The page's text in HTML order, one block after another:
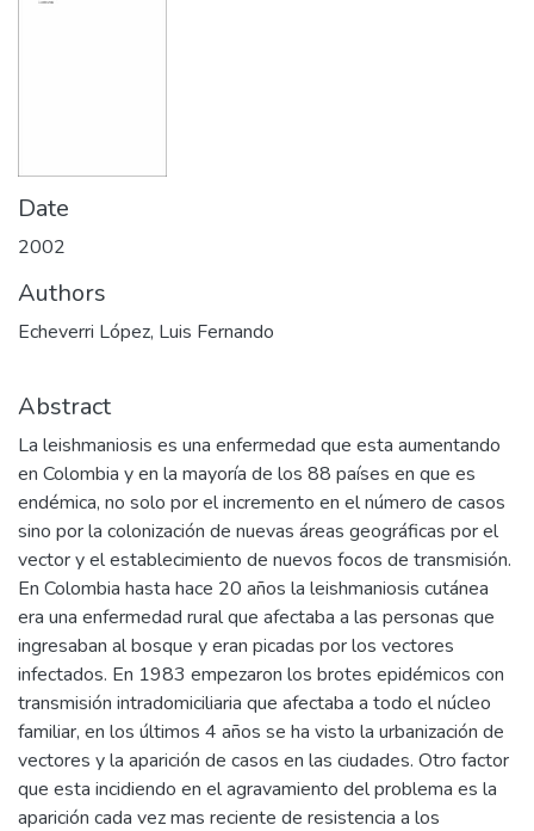
Date
2002
Authors
Echeverri López, Luis Fernando
Abstract
La leishmaniosis es una enfermedad que esta aumentando
en Colombia y en la mayoría de los 88 países en que es
endémica, no solo por el incremento en el número de casos
sino por la colonización de nuevas áreas geográficas por el
vector y el establecimiento de nuevos focos de transmisión.
En Colombia hasta hace 20 años la leishmaniosis cutánea
era una enfermedad rural que afectaba a las personas que
ingresaban al bosque y eran picadas por los vectores
infectados. En 1983 empezaron los brotes epidémicos con
transmisión intradomiciliaria que afectaba a todo el núcleo
familiar, en los últimos 4 años se ha visto la urbanización de
vectores y la aparición de casos en las ciudades. Otro factor
que esta incidiendo en el agravamiento del problema es la
aparición cada vez mas reciente de resistencia a los